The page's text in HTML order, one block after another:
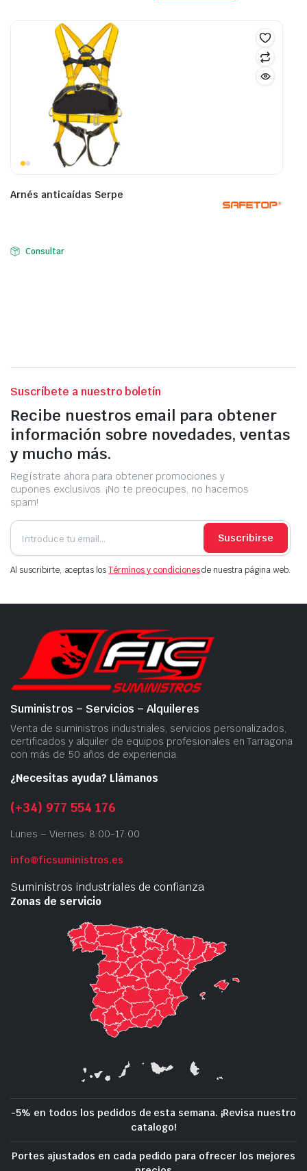
Arnés anticaídas Serpe
Consultar
Suscríbete a nuestro boletín
Recibe nuestros email para obtener
información sobre novedades, ventas
y mucho más.
Regístrate ahora para obtener promociones y
cupones exclusivos. ¡No te preocupes, no hacemos
spam!
Suscribirse
Al suscribirte, aceptas losTérminos y condicionesde nuestra página web.
Suministros – Servicios – Alquileres
Venta de suministros industriales, servicios personalizados,
certificados y alquiler de equipos profesionales en Tarragona
con más de 50 años de experiencia.
¿Necesitas ayuda? Llámanos
(+34) 977 554 176
Lunes – Viernes: 8:00-17:00
info@ficsuministros.es
Suministros industriales de confianza
Zonas de servicio
-5% en todos los pedidos de esta semana. ¡Revisa nuestro
catalogo!
Portes ajustados en cada pedido para ofrecer los mejores